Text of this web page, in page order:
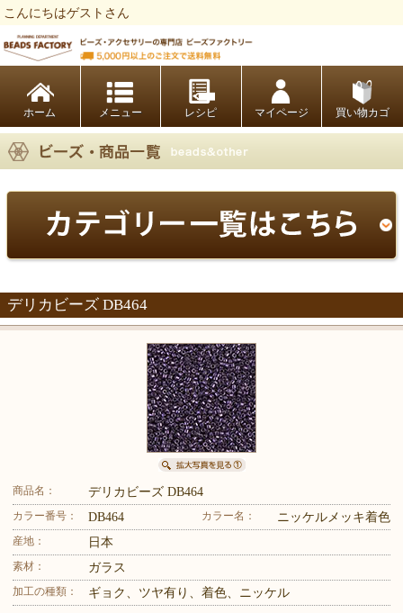
こんにちはゲストさん
ホーム レシピ マイページ 買い物カゴ
デリカビーズ DB464
商品名： デリカビーズ DB464
カラー番号： DB464 カラー名： ニッケルメッキ着色
産地： 日本
素材： ガラス
加工の種類： ギョク、ツヤ有り、着色、ニッケル